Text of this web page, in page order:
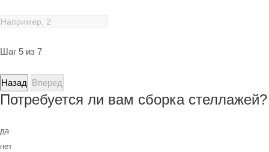
Шаг 5 из 7
Назад Вперед
Потребуется ли вам сборка стеллажей?
да
нет